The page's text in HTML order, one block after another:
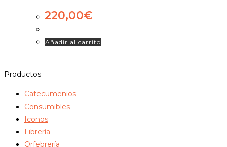
220,00€
Añadir al carrito
Productos
Catecumenios
Consumibles
Iconos
Librería
Orfebrería